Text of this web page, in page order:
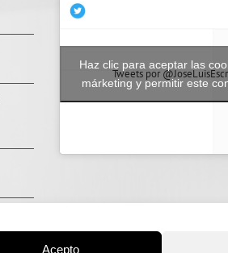
Acepto
Tweets por
Haz clic para aceptar las
márketing y permitir este